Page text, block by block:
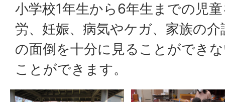
小学校1年生から6年生までの児
労、妊娠、病気やケガ、家族の
の面倒を十分に見ることができ
ことができます。